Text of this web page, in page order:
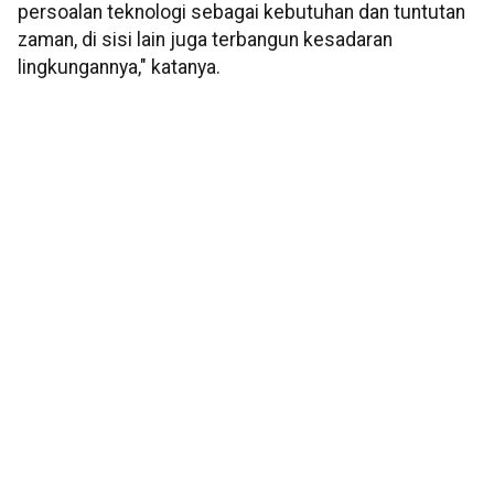
persoalan teknologi sebagai kebutuhan dan tuntutan
zaman, di sisi lain juga terbangun kesadaran
lingkungannya," katanya.